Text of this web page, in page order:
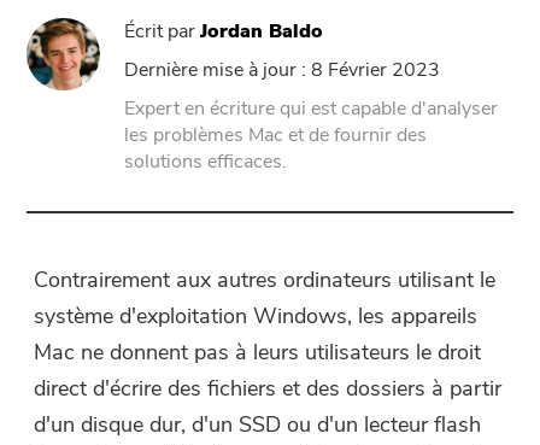
PowerUninstall
Video Converter
En ligne
Free Video Converter
Écrit parJordan Baldo
Dernière mise à jour : 8 Février 2023
Expert en écriture qui est capable d'analyser
les problèmes Mac et de fournir des
solutions efficaces.
Contrairement aux autres ordinateurs utilisant le
système d'exploitation Windows, les appareils
Mac ne donnent pas à leurs utilisateurs le droit
direct d'écrire des fichiers et des dossiers à partir
d'un disque dur, d'un SSD ou d'un lecteur flash